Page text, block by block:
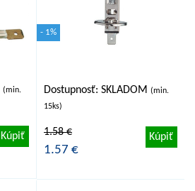
(min.
Kúpiť
- 1%
Dostupnosť: SKLADOM (min.
15ks)
1.58 €
1.57 €
Kúpiť